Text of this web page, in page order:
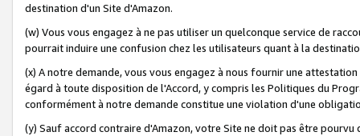
destination d'un Site d'Amazon.
(w) Vous vous engagez à ne pas utiliser un quelconque service de
pourrait induire une confusion chez les utilisateurs quant à la
(x) A notre demande, vous vous engagez à nous fournir une
égard à toute disposition de l'Accord, y compris les Politiques du
conformément à notre demande constitue une violation d'une
(y) Sauf accord contraire d'Amazon, votre Site ne doit pas être